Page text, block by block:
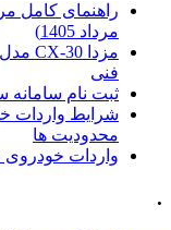
مرداد 1405)
فنی
ثبت نام
شرایط واردات
محدودیت ها
واردات
.